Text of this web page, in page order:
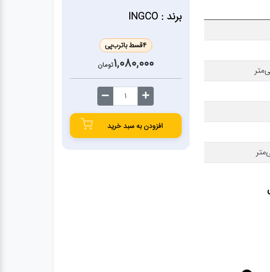
برند : INGCO
4قسط باترب‌پی
1,080,000تومان
افزودن به سبد خرید